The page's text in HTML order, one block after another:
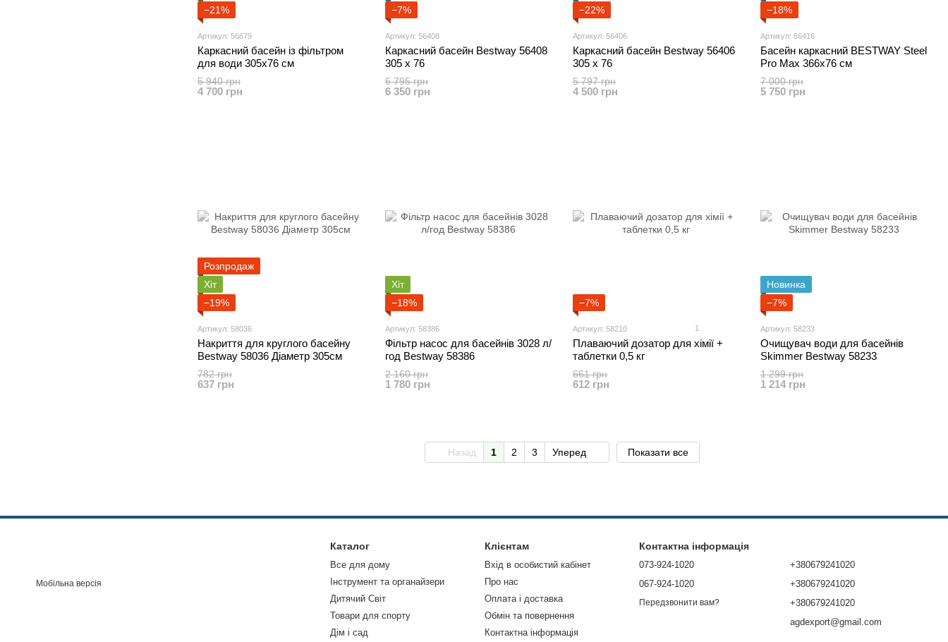
−21%
Артикул: 56679
Каркасний басейн із фільтром
для води 305х76 см
5 940 грн
4 700 грн
−7%
Артикул: 56408
Каркасний басейн Bestway 56408
305 x 76
6 795 грн
6 350 грн
−22%
Артикул: 56406
Каркасний басейн Bestway 56406
305 x 76
5 797 грн
4 500 грн
−18%
Артикул: 56416
Басейн каркасний BESTWAY Steel
Pro Max 366x76 см
7 000 грн
5 750 грн
Розпродаж
Хіт
−19%
Артикул: 58036
Накриття для круглого басейну
Bestway 58036 Діаметр 305см
782 грн
637 грн
Хіт
−18%
Артикул: 58386
Фільтр насос для басейнів 3028 л/
год Bestway 58386
2 160 грн
1 780 грн
−7%
Артикул: 58210 1
Плаваючий дозатор для хімії +
таблетки 0,5 кг
661 грн
612 грн
Новинка
−7%
Артикул: 58233
Очищувач води для басейнів
Skimmer Bestway 58233
1 299 грн
1 214 грн
Назад 1 2 3 Уперед Показати все
Мобільна версія
Каталог
Все для дому
Інструмент та органайзери
Дитячий Світ
Товари для спорту
Дім і сад
Клієнтам
Вхід в особистий кабінет
Про нас
Оплата і доставка
Обмін та повернення
Контактна інформація
Контактна інформація
073-924-1020
067-924-1020
Передзвонити вам?
+380679241020
+380679241020
+380679241020
agdexport@gmail.com